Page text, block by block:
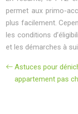
permet aux primo-
plus facilement.
les conditions
et les démarches à
Astuces pour
appartement pas